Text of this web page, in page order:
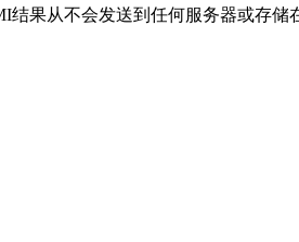
果从不会发送到任何服务器或存储